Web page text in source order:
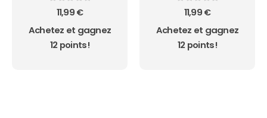
sur 5
11,99€
Achetez et gagnez
12 points!
sur 5
11,99€
Achetez et gagnez
12 points!